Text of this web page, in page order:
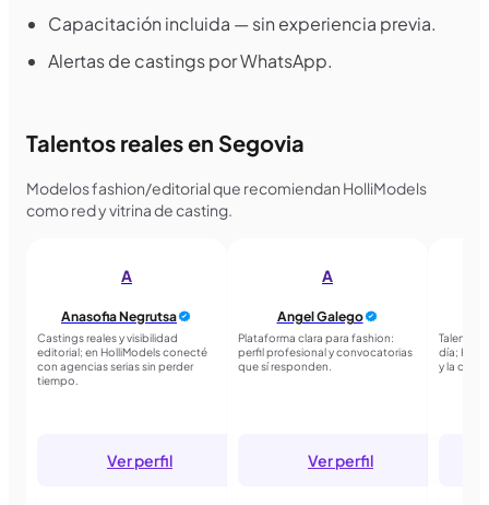
Capacitación incluida — sin experiencia previa.
Alertas de castings por WhatsApp.
Talentos reales en Segovia
Modelos fashion/editorial que recomiendan HolliModels
como red y vitrina de casting.
A
Anasofia Negrutsa
Castings reales y visibilidad
editorial; en HolliModels conecté
con agencias serias sin perder
tiempo.
Ver perfil
A
Angel Galego
Plataforma clara para fashion:
perfil profesional y convocatorias
que sí responden.
Ver perfil
Talento
día;
y la